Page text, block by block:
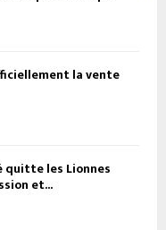
la vente
quitte les Lionnes
et...